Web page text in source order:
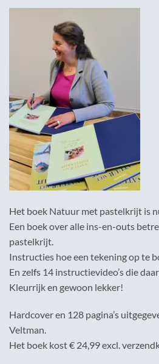
Het boek Natuur met pastelkrijt is
Een boek over alle ins-en-outs
pastelkrijt.
Instructies hoe een tekening op te
En zelfs 14 instructievideo’s die
Kleurrijk en gewoon lekker!
Hardcover en 128 pagina’s
Veltman.
Het boek kost € 24,99 excl.